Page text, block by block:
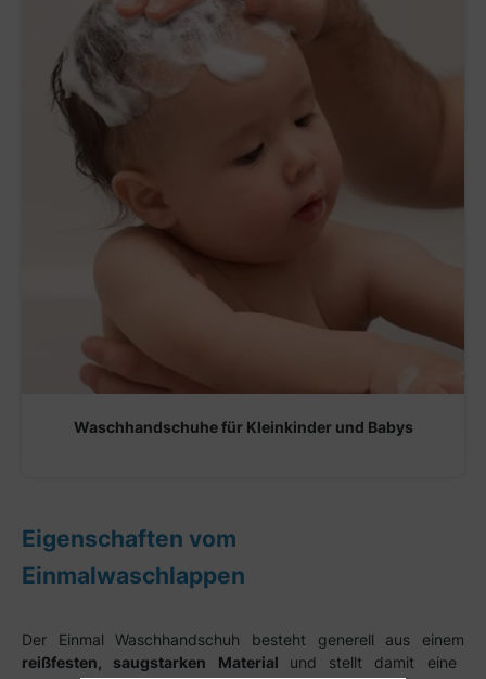
Waschhandschuhe für Kleinkinder und Babys
Eigenschaften vom
Einmalwaschlappen
Der Einmal Waschhandschuh besteht generell aus einem
reißfesten, saugstarken Material und stellt damit eine